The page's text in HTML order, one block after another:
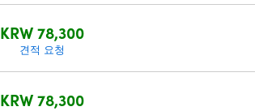
KRW 78,300
견적 요청
KRW 78,300